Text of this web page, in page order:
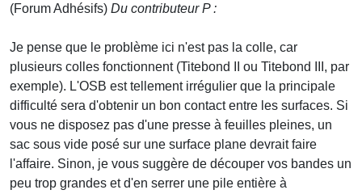
(Forum Adhésifs) Du contributeur P :
Je pense que le problème ici n'est pas la colle, car
plusieurs colles fonctionnent (Titebond II ou Titebond III, par
exemple). L'OSB est tellement irrégulier que la principale
difficulté sera d'obtenir un bon contact entre les surfaces. Si
vous ne disposez pas d'une presse à feuilles pleines, un
sac sous vide posé sur une surface plane devrait faire
l'affaire. Sinon, je vous suggère de découper vos bandes un
peu trop grandes et d'en serrer une pile entière à